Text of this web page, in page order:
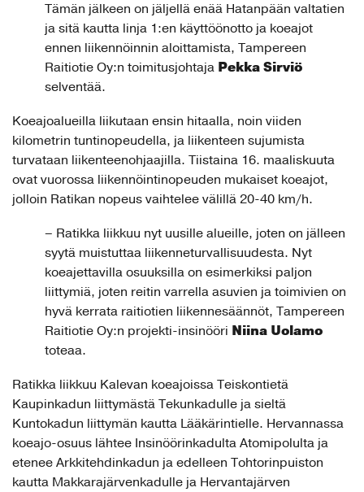
Tämän jälkeen on jäljellä enää Hatanpään valtatien
ja sitä kautta linja 1:en käyttöönotto ja koeajot
ennen liikennöinnin aloittamista, Tampereen
Raitiotie Oy:n toimitusjohtaja Pekka Sirviö
selventää.
Koeajoalueilla liikutaan ensin hitaalla, noin viiden
kilometrin tuntinopeudella, ja liikenteen sujumista
turvataan liikenteenohjaajilla. Tiistaina 16. maaliskuuta
ovat vuorossa liikennöintinopeuden mukaiset koeajot,
jolloin Ratikan nopeus vaihtelee välillä 20-40 km/h.
– Ratikka liikkuu nyt uusille alueille, joten on jälleen
syytä muistuttaa liikenneturvallisuudesta. Nyt
koeajettavilla osuuksilla on esimerkiksi paljon
liittymiä, joten reitin varrella asuvien ja toimivien on
hyvä kerrata raitiotien liikennesäännöt, Tampereen
Raitiotie Oy:n projekti-insinööri Niina Uolamo
toteaa.
Ratikka liikkuu Kalevan koeajoissa Teiskontietä
Kaupinkadun liittymästä Tekunkadulle ja sieltä
Kuntokadun liittymän kautta Lääkärintielle. Hervannassa
koeajo-osuus lähtee Insinöörinkadulta Atomipolulta ja
etenee Arkkitehdinkadun ja edelleen Tohtorinpuiston
kautta Makkarajärvenkadulle ja Hervantajärven